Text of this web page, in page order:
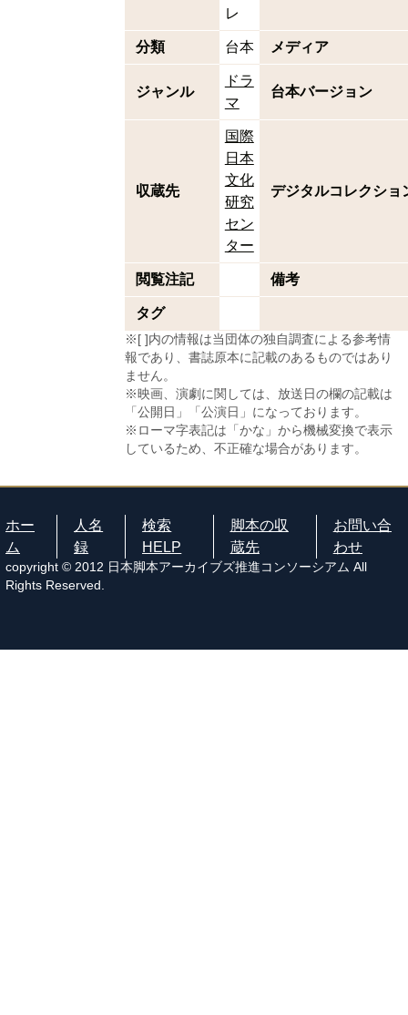
レ
分類 台本 メディア
ジャンル
ドラ
マ
台本バージョン
収蔵先
国際
日本
文化
研究
セン
ター
デジタルコレクショ
閲覧注記 備考
タグ
※[ ]内の情報は当団体の独自調査による参考情
報であり、書誌原本に記載のあるものではあり
ません。
※映画、演劇に関しては、放送日の欄の記載は
「公開日」「公演日」になっております。
※ローマ字表記は「かな」から機械変換で表示
しているため、不正確な場合があります。
ホー
ム
人名
録
検索
HELP
脚本の収
蔵先
お問い合
わせ
copyright © 2012 日本脚本アーカイブズ推進コンソーシアム All
Rights Reserved.